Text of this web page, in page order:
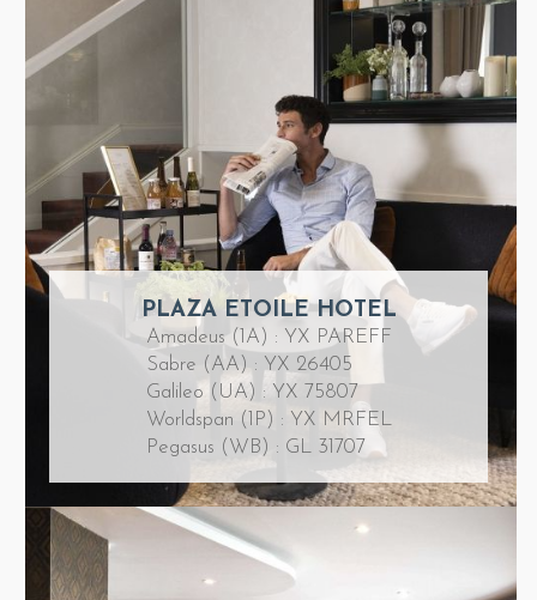
PLAZA ETOILE HOTEL
Amadeus (1A) : YX PAREFF
Sabre (AA) : YX 26405
Galileo (UA) : YX 75807
Worldspan (1P) : YX MRFEL
Pegasus (WB) : GL 31707